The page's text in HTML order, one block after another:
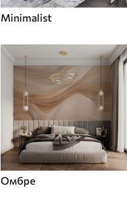
Minimalist
Омбре